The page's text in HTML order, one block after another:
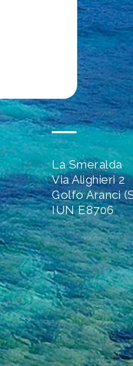
La Smeralda
Via Alighieri 2
Golfo Aranci
IUN E8706